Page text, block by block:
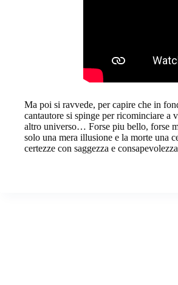
Ma poi si ravvede, per capire che in
cantautore si spinge per ricominciare a
altro universo… Forse piu bello, forse
solo una mera illusione e la morte una
certezze con saggezza e